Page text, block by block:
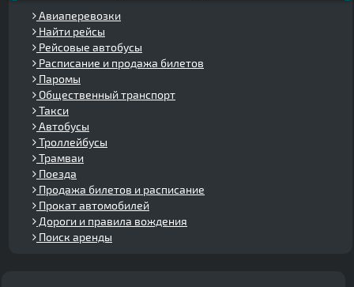
Авиаперевозки
Найти рейсы
Рейсовые автобусы
Расписание и продажа билетов
Паромы
Общественный транспорт
Такси
Автобусы
Троллейбусы
Трамваи
Поезда
Продажа билетов и расписание
Прокат автомобилей
Дороги и правила вождения
Поиск аренды